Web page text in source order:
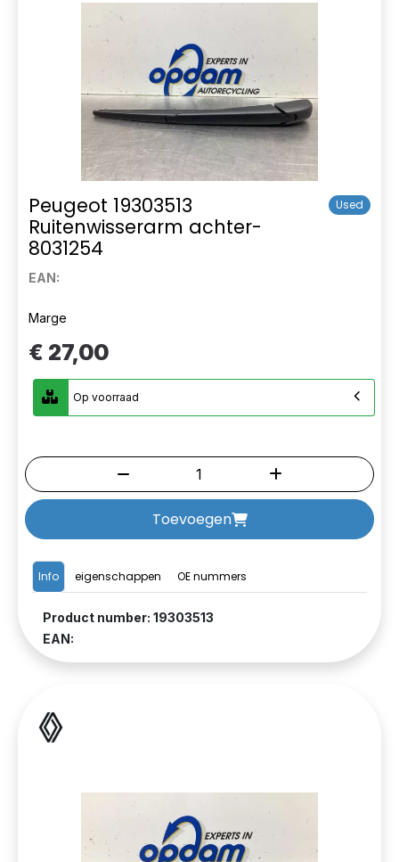
Peugeot 19303513
Ruitenwisserarm achter-
8031254
Used
EAN:
Info eigenschappen OE nummers
Product number: 19303513
EAN:
Marge
€ 27,00
Op voorraad
Toevoegen